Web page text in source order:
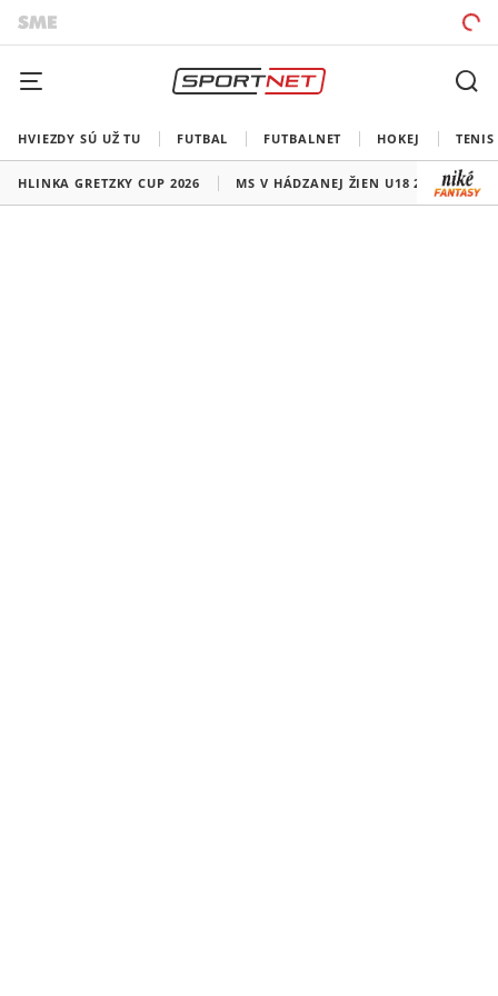
HVIEZDY SÚ UŽ TU FUTBAL FUTBALNET HOKEJ TENIS
HLINKA GRETZKY CUP 2026 MS V HÁDZANEJ ŽIEN U18 2026